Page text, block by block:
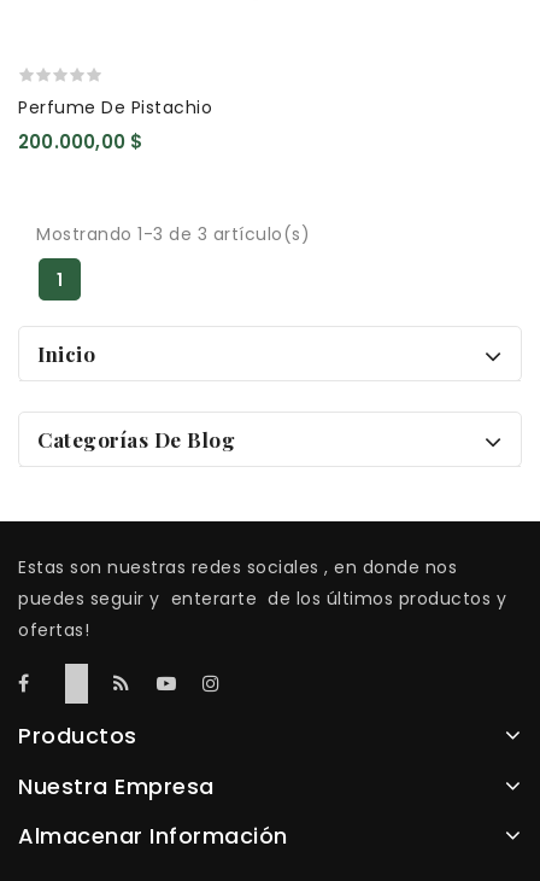
Perfume De Pistachio
200.000,00 $
Mostrando 1-3 de 3 artículo(s)
1
Inicio
Categorías De Blog
Estas son nuestras redes sociales , en donde nos
puedes seguir y enterarte de los últimos productos y
ofertas!
Productos
Nuestra Empresa
Almacenar Información